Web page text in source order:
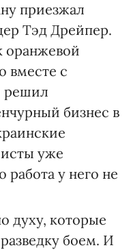
приезжал
Тэд Дрейпер.
оранжевой
вместе с
решил
бизнес в
уже
работа у него не
духу, которые
боем. И